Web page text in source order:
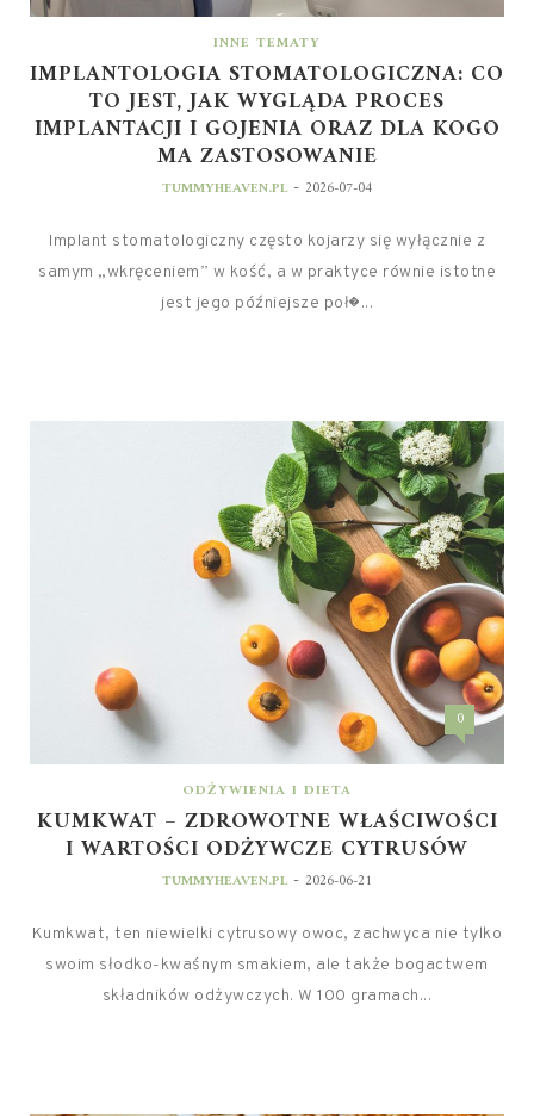
INNE TEMATY
IMPLANTOLOGIA STOMATOLOGICZNA: CO
TO JEST, JAK WYGLĄDA PROCES
IMPLANTACJI I GOJENIA ORAZ DLA KOGO
MA ZASTOSOWANIE
TUMMYHEAVEN.PL - 2026-07-04
Implant stomatologiczny często kojarzy się wyłącznie z
samym „wkręceniem” w kość, a w praktyce równie istotne
jest jego późniejsze poł�...
0
ODŻYWIENIA I DIETA
KUMKWAT – ZDROWOTNE WŁAŚCIWOŚCI
I WARTOŚCI ODŻYWCZE CYTRUSÓW
TUMMYHEAVEN.PL - 2026-06-21
Kumkwat, ten niewielki cytrusowy owoc, zachwyca nie tylko
swoim słodko-kwaśnym smakiem, ale także bogactwem
składników odżywczych. W 100 gramach...